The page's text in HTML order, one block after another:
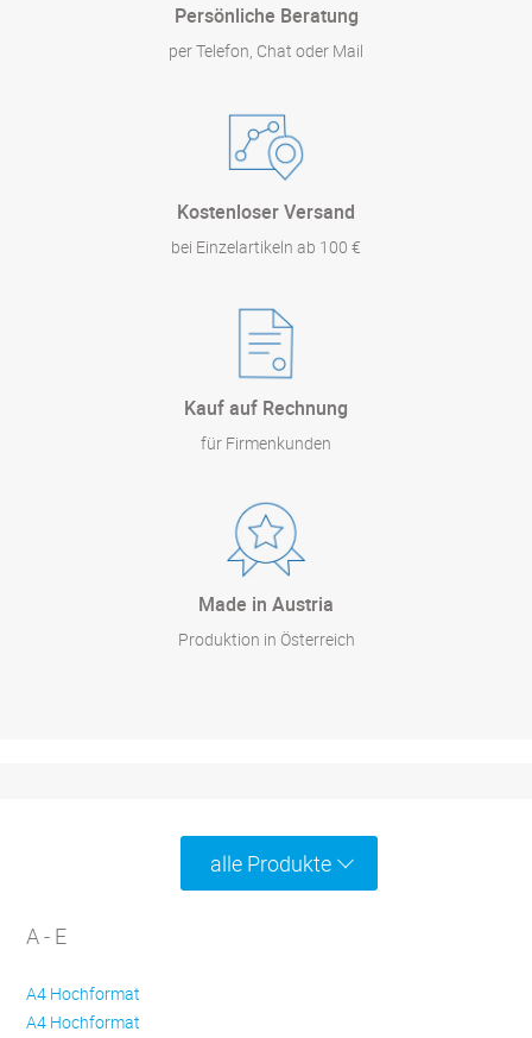
Persönliche Beratung
per Telefon, Chat oder Mail
Kostenloser Versand
bei Einzelartikeln ab 100 €
Kauf auf Rechnung
für Firmenkunden
Made in Austria
Produktion in Österreich
alle Produkte
A - E
A4 Hochformat
A4 Hochformat